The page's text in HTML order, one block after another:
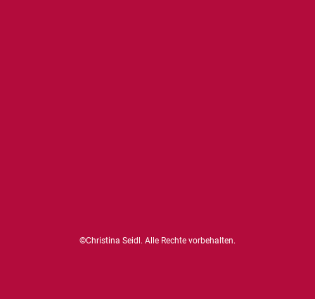
©Christina Seidl. Alle Rechte vorbehalten.